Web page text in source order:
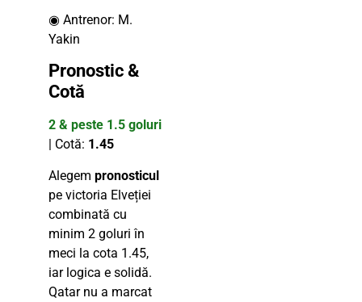
◉ Antrenor: M.
Yakin
Pronostic &
Cotă
2 & peste 1.5 goluri
| Cotă: 1.45
Alegem pronosticul
pe victoria Elveției
combinată cu
minim 2 goluri în
meci la cota 1.45,
iar logica e solidă.
Qatar nu a marcat